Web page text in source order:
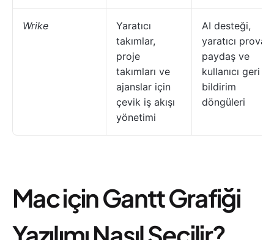
Wrike
Yaratıcı
takımlar,
proje
takımları ve
ajanslar için
çevik iş akışı
yönetimi
AI desteği,
yaratıcı prova,
paydaş ve
kullanıcı geri
bildirim
döngüleri
Mac için Gantt Grafiği